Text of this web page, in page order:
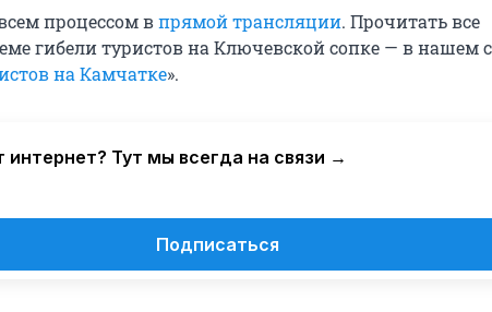
процессом впрямой трансляции. Прочитать все
гибели туристов на Ключевской сопке — в нашем
на Камчатке».
интернет? Тут мы всегда на связи →
Подписаться